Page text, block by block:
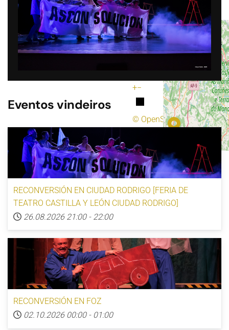
+−
© OpenStreetMap
Eventos vindeiros
RECONVERSIÓN EN CIUDAD RODRIGO [FERIA DE
TEATRO CASTILLA Y LEÓN CIUDAD RODRIGO]
26.08.2026 21:00 - 22:00
RECONVERSIÓN EN FOZ
02.10.2026 00:00 - 01:00